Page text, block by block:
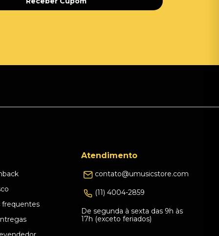
frequentes
Atendimento
contato@umusicstore.com
(11) 4004-2859
De segunda à sexta das 9h às
17h (exceto feriados)